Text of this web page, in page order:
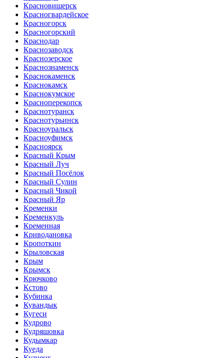
Красновишерск
Красногвардейское
Красногорск
Красногорский
Краснодар
Краснозаводск
Краснозерское
Краснознаменск
Краснокаменск
Краснокамск
Краснокумское
Красноперекопск
Краснотуранск
Краснотурьинск
Красноуральск
Красноуфимск
Красноярск
Красный Крым
Красный Луч
Красный Посёлок
Красный Сулин
Красный Чикой
Красный Яр
Кременки
Кременкуль
Кременная
Криводановка
Кропоткин
Крыловская
Крым
Крымск
Крючково
Кстово
Кубинка
Кувандык
Кугеси
Кудрово
Кудряшовка
Кудымкар
Куеда